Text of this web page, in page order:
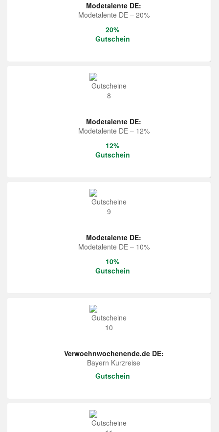
Modetalente DE:
Modetalente DE – 20%
20%
Gutschein
Modetalente DE:
Modetalente DE – 12%
12%
Gutschein
Modetalente DE:
Modetalente DE – 10%
10%
Gutschein
Verwoehnwochenende.de DE:
Bayern Kurzreise
Gutschein